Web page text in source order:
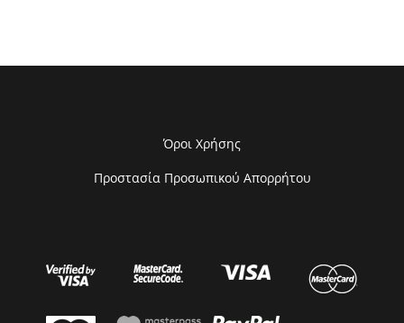
Όροι Χρήσης
Προστασία Προσωπικού Απορρήτου